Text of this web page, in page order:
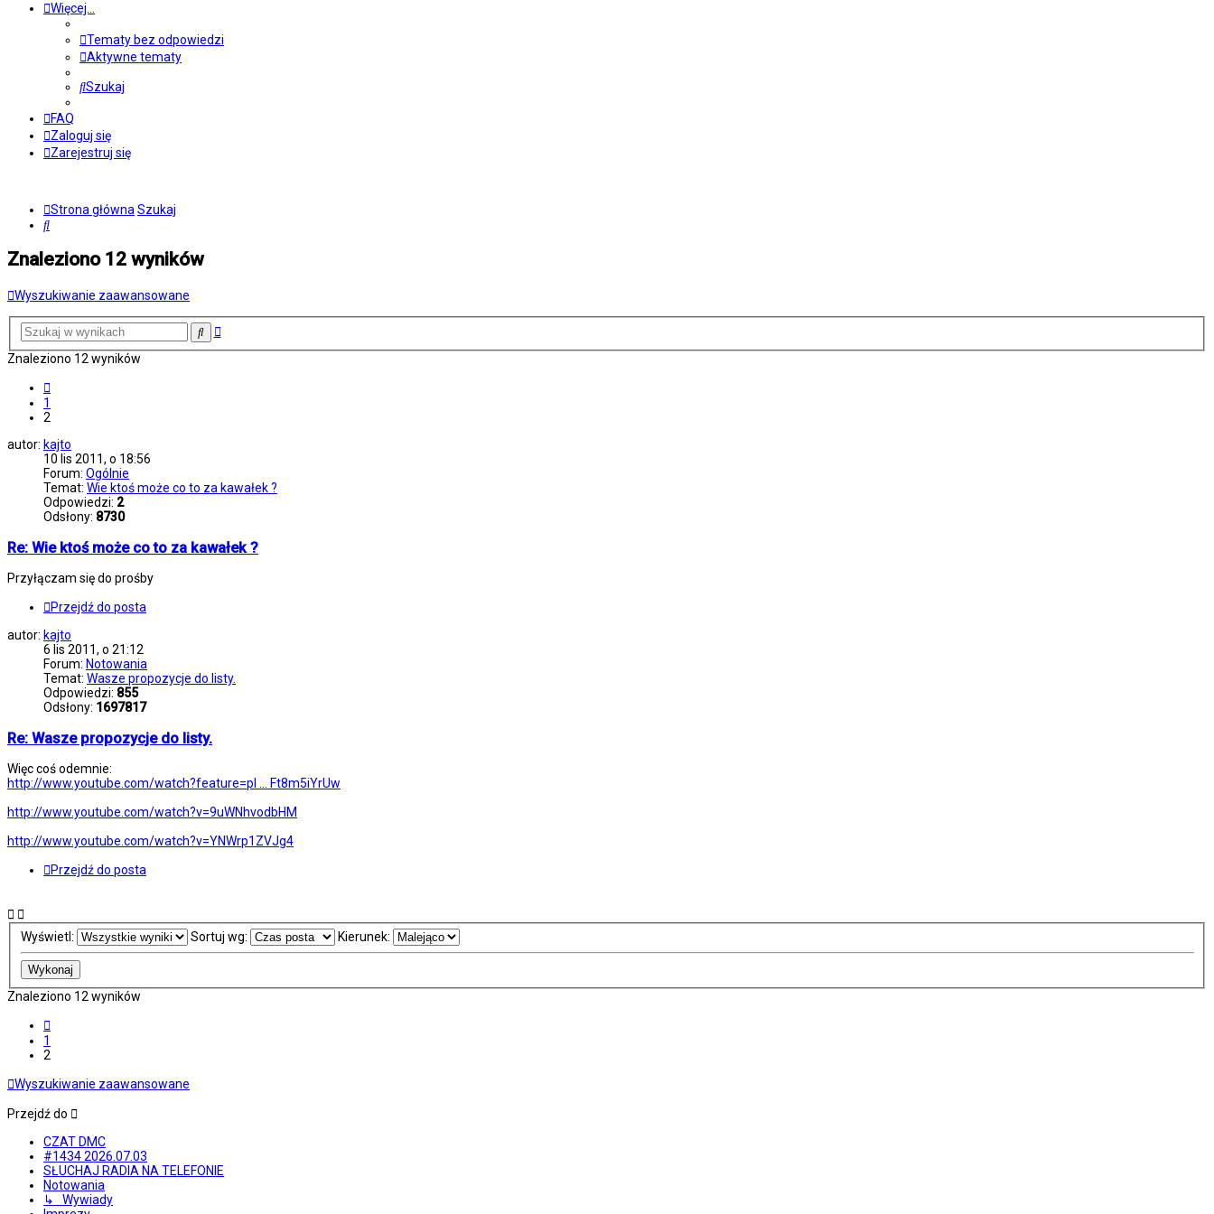
Więcej…
Tematy bez odpowiedzi
Aktywne tematy
Szukaj
FAQ
Zaloguj się
Zarejestruj się
Strona główna Szukaj
Szukaj
Znaleziono 12 wyników
Wyszukiwanie zaawansowane
SzukajWyszukiwanie
Znaleziono 12 wyników
1
2
autor: kajto
10 lis 2011, o 18:56
Forum: Ogólnie
Temat: Wie ktoś może co to za kawałek ?
Odpowiedzi: 2
Odsłony: 8730
Re: Wie ktoś może co to za kawałek ?
Przyłączam się do prośby
Przejdź do posta
autor: kajto
6 lis 2011, o 21:12
Forum: Notowania
Temat: Wasze propozycje do listy.
Odpowiedzi: 855
Odsłony: 1697817
Re: Wasze propozycje do listy.
Więc coś odemnie:
http://www.youtube.com/watch?feature=pl ... Ft8m5iYrUw
http://www.youtube.com/watch?v=9uWNhvodbHM
http://www.youtube.com/watch?v=YNWrp1ZVJg4
Przejdź do posta
Wyświetl: Sortuj wg: Kierunek:
Znaleziono 12 wyników
1
2
Wyszukiwanie zaawansowane
Przejdź do
CZAT DMC
#1434 2026.07.03
SŁUCHAJ RADIA NA TELEFONIE
Notowania
↳ Wywiady